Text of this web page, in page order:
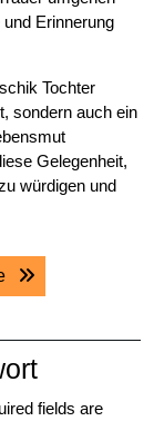
Erinnerung
Tochter
sondern auch ein
Gelegenheit,
würdigen und
Next post:
fields are